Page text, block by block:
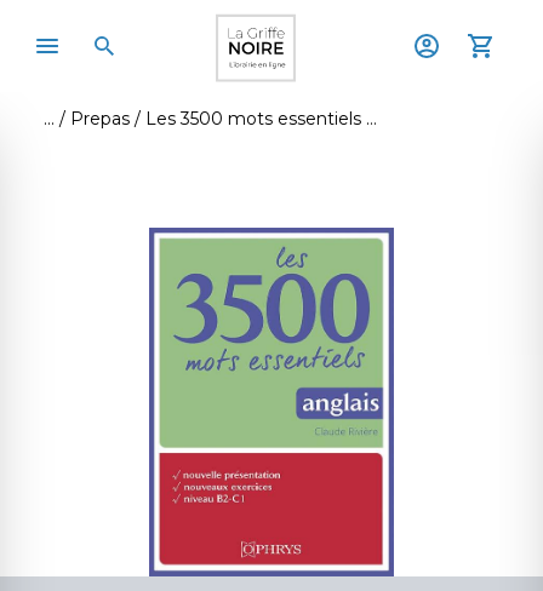
Prepas Les 3500 mots essentiels anglais - niveau b2-c1